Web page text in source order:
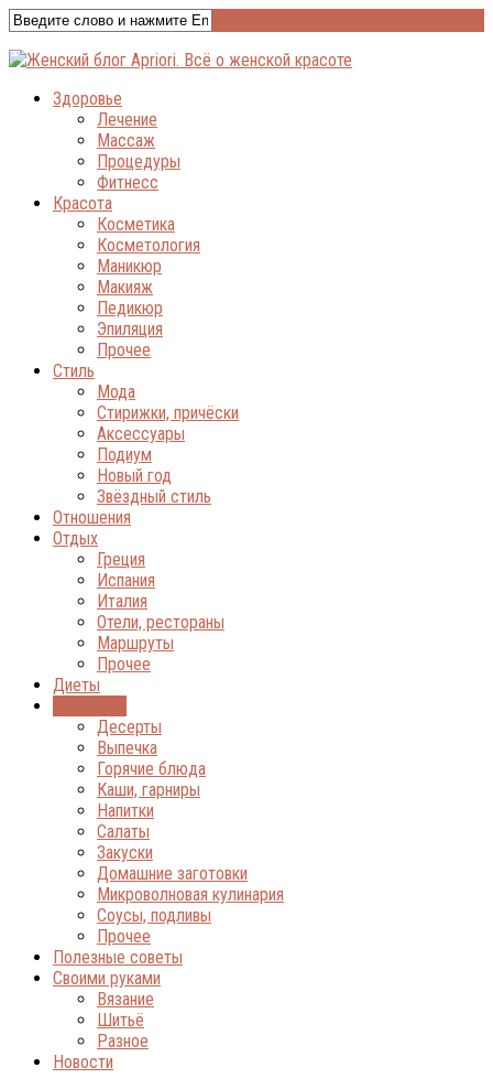
Здоровье
Лечение
Массаж
Процедуры
Фитнесс
Красота
Косметика
Косметология
Маникюр
Макияж
Педикюр
Эпиляция
Прочее
Стиль
Мода
Стирижки, причёски
Аксессуары
Подиум
Новый год
Звёздный стиль
Отношения
Отдых
Греция
Испания
Италия
Отели, рестораны
Маршруты
Прочее
Диеты
Десерты
Выпечка
Горячие блюда
Каши, гарниры
Напитки
Салаты
Закуски
Домашние заготовки
Микроволновая кулинария
Соусы, подливы
Прочее
Полезные советы
Своими руками
Вязание
Шитьё
Разное
Новости